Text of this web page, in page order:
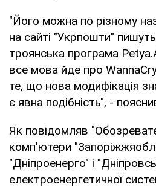
"Його можна по різному
на сайті "Укрпошти"
троянська програма
все мова йде про
те, що нова модифікація
є явна подібність", -
Як повідомляв
комп'ютери
"Дніпроенерго" і
електроенергетичної